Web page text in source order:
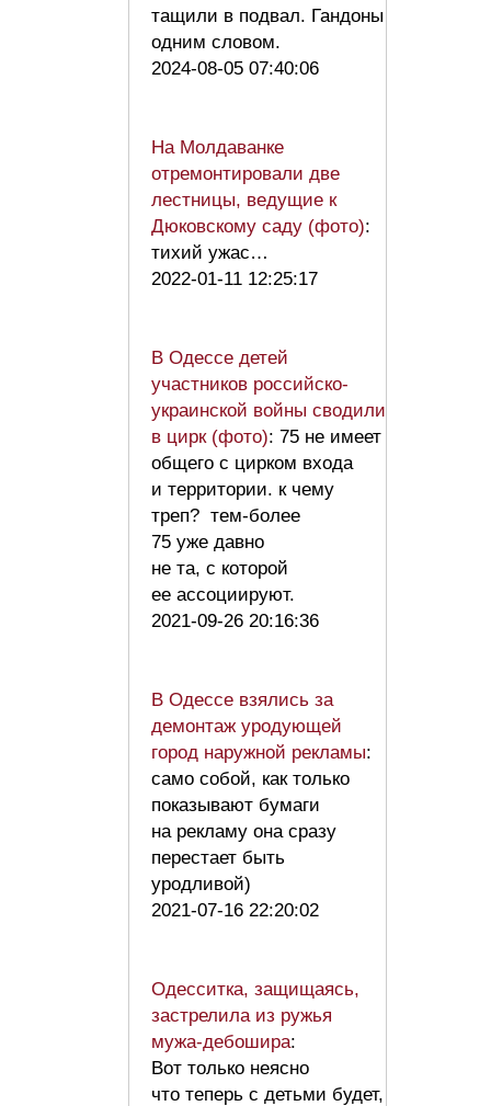
тащили в подвал. Гандоны
одним словом.
2024-08-05 07:40:06
На Молдаванке
отремонтировали две
лестницы, ведущие к
Дюковскому саду (фото):
тихий ужас…
2022-01-11 12:25:17
В Одессе детей
участников российско-
украинской войны сводили
в цирк (фото): 75 не имеет
общего с цирком входа
и территории. к чему
треп? тем-более
75 уже давно
не та, с которой
ее ассоциируют.
2021-09-26 20:16:36
В Одессе взялись за
демонтаж уродующей
город наружной рекламы:
само собой, как только
показывают бумаги
на рекламу она сразу
перестает быть
уродливой)
2021-07-16 22:20:02
Одесситка, защищаясь,
застрелила из ружья
мужа-дебошира:
Вот только неясно
что теперь с детьми будет,